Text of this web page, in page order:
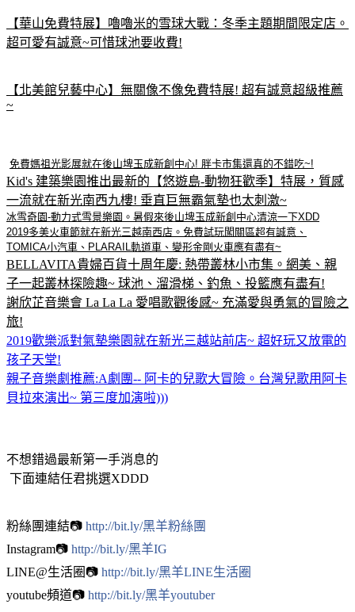
【華山免費特展】嚕嚕米的雪球大戰：冬季主題期間限定店。
超可愛有誠意~可惜球池要收費!
【北美館兒藝中心】無關像不像免費特展! 超有誠意超級推薦
~
免費媽祖光影展就在後山埤玉成新創中心! 胖卡市集還真的不錯吃~!
Kid's 建築樂園推出最新的【悠遊島-動物狂歡季】特展，質感
一流就在新光南西九樓! 垂直巨無霸氣墊也太刺激~
冰雪奇園-動力式雪景樂園。暑假來後山埤玉成新創中心清涼一下XDD
2019多美火車節就在新光三越南西店。免費試玩闖關區超有誠意、
TOMICA小汽車、PLARAIL軌道車、變形金剛火車應有盡有~
BELLAVITA貴婦百貨十周年慶: 熱帶叢林小市集。網美、親
子一起叢林探險趣~ 球池、溜滑梯、釣魚、投籃應有盡有!
謝欣芷音樂會 La La La 愛唱歌觀後感~ 充滿愛與勇氣的冒險之
旅!
2019歡樂派對氣墊樂園就在新光三越站前店~ 超好玩又放電的
孩子天堂!
親子音樂劇推薦:A劇團-- 阿卡的兒歌大冒險。台灣兒歌用阿卡
貝拉來演出~ 第三度加演啦)))
不想錯過最新第一手消息的
下面連結任君挑選XDDD
粉絲團連結📷 http://bit.ly/黑羊粉絲團
Instagram📷 http://bit.ly/黑羊IG
LINE@生活圈📷 http://bit.ly/黑羊LINE生活圈
youtube頻道📷 http://bit.ly/黑羊youtuber